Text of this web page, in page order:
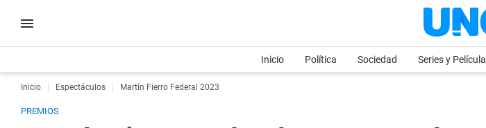
Inicio Política Sociedad Series y
Inicio Espectáculos Martín Fierro Federal 2023
PREMIOS